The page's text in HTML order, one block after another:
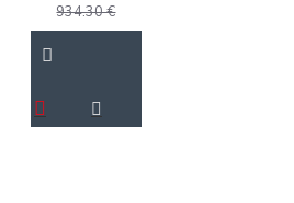
934.30 €